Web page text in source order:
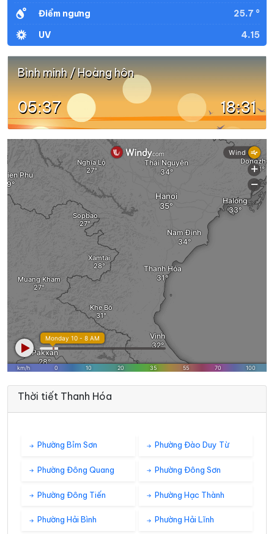
Điểm ngưng
25.7 °
UV
4.15
Bình minh / Hoàng hôn
05:37 18:31
Thời tiết Thanh Hóa
Phường Bỉm Sơn Phường Đào Duy Từ
Phường Đông Quang Phường Đông Sơn
Phường Đông Tiến Phường Hạc Thành
Phường Hải Bình Phường Hải Lĩnh